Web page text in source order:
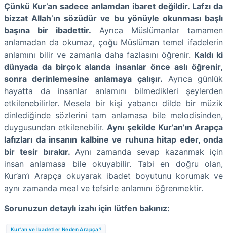
Çünkü Kur’an sadece anlamdan ibaret değildir. Lafzı da
bizzat Allah’ın sözüdür ve bu yönüyle okunması başlı
başına bir ibadettir. Ayrıca Müslümanlar tamamen
anlamadan da okumaz, çoğu Müslüman temel ifadelerin
anlamını bilir ve zamanla daha fazlasını öğrenir. Kaldı ki
dünyada da birçok alanda insanlar önce aslı öğrenir,
sonra derinlemesine anlamaya çalışır. Ayrıca günlük
hayatta da insanlar anlamını bilmedikleri şeylerden
etkilenebilirler. Mesela bir kişi yabancı dilde bir müzik
dinlediğinde sözlerini tam anlamasa bile melodisinden,
duygusundan etkilenebilir. Aynı şekilde Kur’an’ın Arapça
lafızları da insanın kalbine ve ruhuna hitap eder, onda
bir tesir bırakır. Aynı zamanda sevap kazanmak için
insan anlamasa bile okuyabilir. Tabi en doğru olan,
Kur’an’ı Arapça okuyarak ibadet boyutunu korumak ve
aynı zamanda meal ve tefsirle anlamını öğrenmektir.
Sorunuzun detaylı izahı için lütfen bakınız:
Kur'an ve İbadetler Neden Arapça?